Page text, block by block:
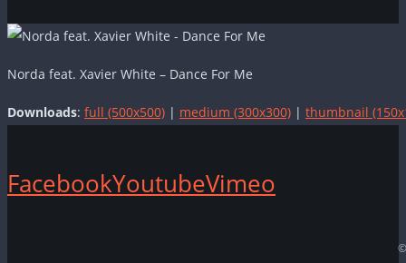
Norda feat. Xavier White – Dance For Me
Downloads: full (500x500) | medium (300x300) | thumbnail
FacebookYoutubeVimeo